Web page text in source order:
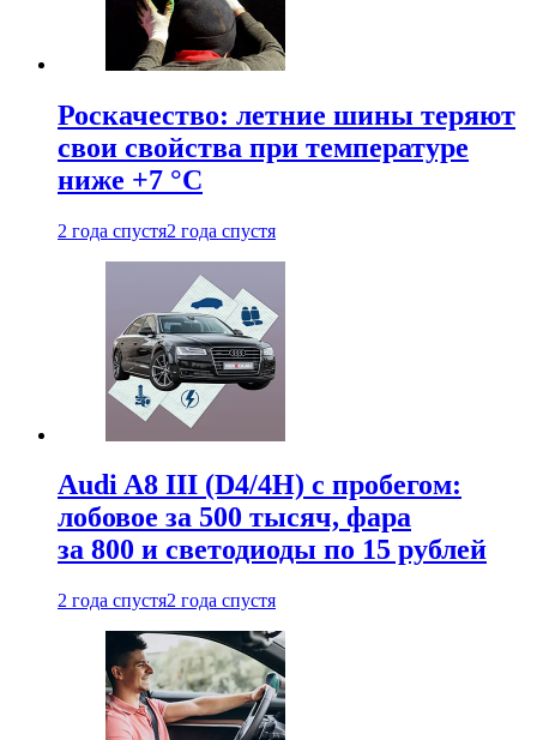
Роскачество: летние шины теряют
свои свойства при температуре
ниже +7 °C
2 года спустя2 года спустя
Audi A8 III (D4/4H) c пробегом:
лобовое за 500 тысяч, фара
за 800 и светодиоды по 15 рублей
2 года спустя2 года спустя